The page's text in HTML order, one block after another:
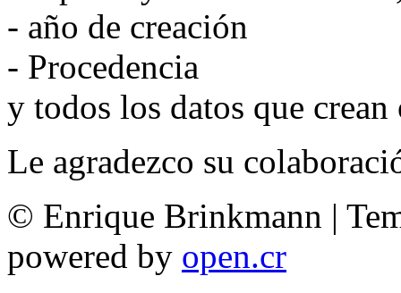
- año de creación
- Procedencia
y todos los datos que
Le agradezco su
© Enrique Brinkmann |
powered by open.cr